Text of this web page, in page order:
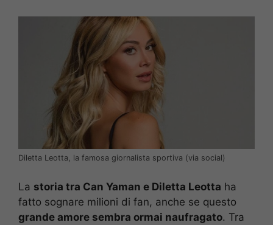
Diletta Leotta, la famosa giornalista sportiva (via social)
La storia tra Can Yaman e Diletta Leotta ha
fatto sognare milioni di fan, anche se questo
grande amore sembra ormai naufragato. Tra